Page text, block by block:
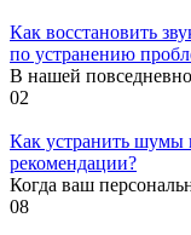
Как восстановить
по устранению
В нашей
02
Как устранить шумы
рекомендации?
Когда ваш
08